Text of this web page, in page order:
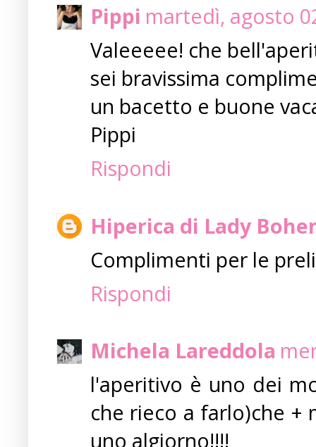
Pippi martedì, agosto
Valeeeee! che
sei bravissima
un bacetto e buone
Pippi
Rispondi
Hiperica di Lady
Complimenti per le
Rispondi
Michela Lareddola
l'aperitivo è uno dei
che rieco a farlo)che +
uno algiorno!!!!